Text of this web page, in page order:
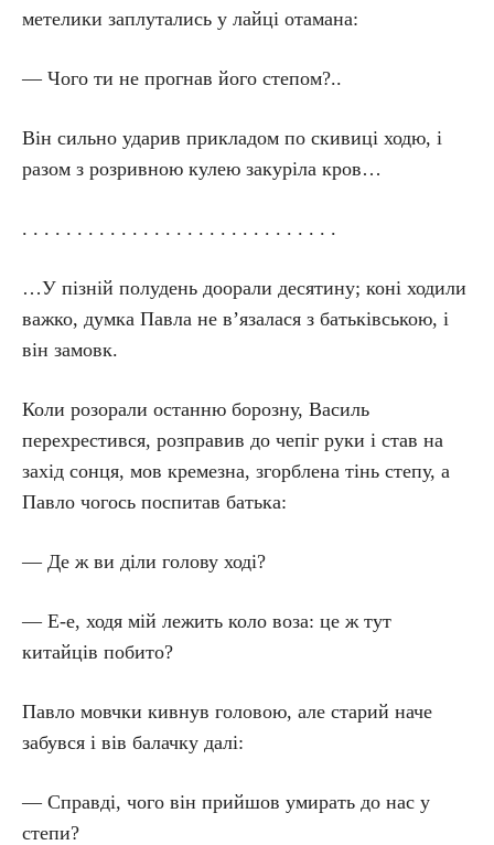
метелики заплутались у лайці отамана:
— Чого ти не прогнав його степом?..
Він сильно ударив прикладом по скивиці ходю, і
разом з розривною кулею закуріла кров…
. . . . . . . . . . . . . . . . . . . . . . . . . . . . .
…У пізній полудень доорали десятину; коні ходили
важко, думка Павла не в’язалася з батьківською, і
він замовк.
Коли розорали останню борозну, Василь
перехрестився, розправив до чепіг руки і став на
захід сонця, мов кремезна, згорблена тінь степу, а
Павло чогось поспитав батька:
— Де ж ви діли голову ході?
— Е-е, ходя мій лежить коло воза: це ж тут
китайців побито?
Павло мовчки кивнув головою, але старий наче
забувся і вів балачку далі:
— Справді, чого він прийшов умирать до нас у
степи?